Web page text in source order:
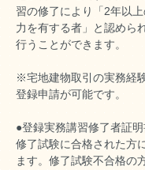
習の修了により「2年以
力を有する者」と認めら
行うことができます。
※宅地建物取引の実務経
登録申請が可能です。
●登録実務講習修了者証
修了試験に合格された方
ます。修了試験不合格の